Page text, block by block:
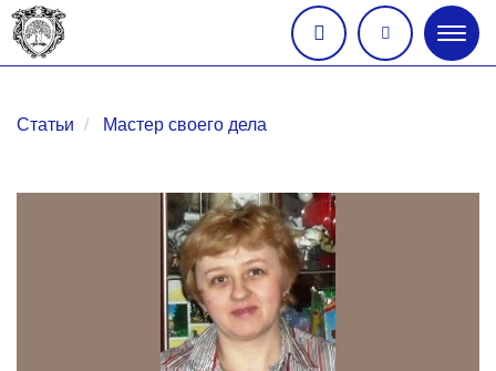
меню
Статьи Мастер своего дела